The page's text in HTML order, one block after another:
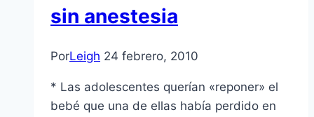
sin anestesia
PorLeigh 24 febrero, 2010
* Las adolescentes querí­an «reponer» el
bebé que una de ellas habí­a perdido en